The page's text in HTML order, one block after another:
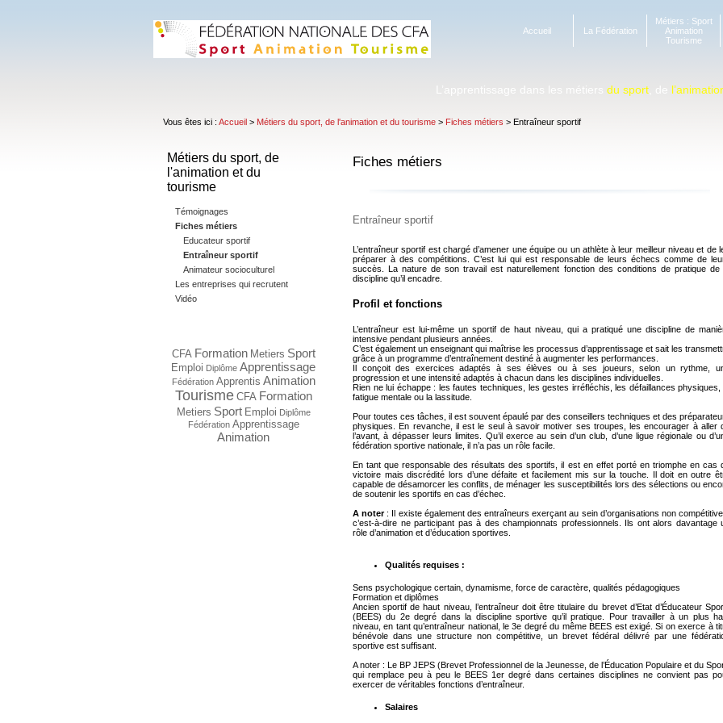
Accueil La Fédération
Métiers : Sport
Animation
Tourisme
L’apprentissage dans les métiers du sport , de
Vous êtes ici : Accueil > Métiers du sport, de l'animation et du tourisme > Fiches métiers > Entraîneur sportif
Métiers du sport, de
l'animation et du
tourisme
Témoignages
Fiches métiers
Educateur sportif
Entraîneur sportif
Animateur socioculturel
Les entreprises qui recrutent
Vidéo
CFA Formation Metiers Sport
Emploi Diplôme Apprentissage
Fédération Apprentis Animation
Tourisme CFA Formation
Metiers Sport Emploi Diplôme
Fédération Apprentissage
Animation
Fiches métiers
Entraîneur sportif
L’entraîneur sportif est chargé d’amener une équipe ou un athlète à leur meilleur niveau et de
préparer à des compétitions. C’est lui qui est responsable de leurs échecs comme de
succès. La nature de son travail est naturellement fonction des conditions de pratique de
discipline qu’il encadre.
Profil et fonctions
L’entraîneur est lui-même un sportif de haut niveau, qui a pratiqué une discipline de
intensive pendant plusieurs années.
C’est également un enseignant qui maîtrise les processus d’apprentissage et sait les
grâce à un programme d’entraînement destiné à augmenter les performances.
Il conçoit des exercices adaptés à ses élèves ou à ses joueurs, selon un rythme,
progression et une intensité adaptés à chacun dans les disciplines individuelles.
Rien ne lui échappe : les fautes techniques, les gestes irréfléchis, les défaillances physiques,
fatigue mentale ou la lassitude.
Pour toutes ces tâches, il est souvent épaulé par des conseillers techniques et des
physiques. En revanche, il est le seul à savoir motiver ses troupes, les encourager à aller
l’avant, à dépasser leurs limites. Qu’il exerce au sein d’un club, d’une ligue régionale ou
fédération sportive nationale, il n’a pas un rôle facile.
En tant que responsable des résultats des sportifs, il est en effet porté en triomphe en cas
victoire mais discrédité lors d’une défaite et facilement mis sur la touche. Il doit en outre
capable de désamorcer les conflits, de ménager les susceptibilités lors des sélections ou
de soutenir les sportifs en cas d’échec.
A noter : Il existe également des entraîneurs exerçant au sein d’organisations non
c’est-à-dire ne participant pas à des championnats professionnels. Ils ont alors davantage
rôle d’animation et d’éducation sportives.
Qualités requises :
Sens psychologique certain, dynamisme, force de caractère, qualités pédagogiques
Formation et diplômes
Ancien sportif de haut niveau, l’entraîneur doit être titulaire du brevet d’Etat d’Éducateur
(BEES) du 2e degré dans la discipline sportive qu’il pratique. Pour travailler à un plus
niveau, en tant qu’entraîneur national, le 3e degré du même BEES est exigé. Si on exerce à
bénévole dans une structure non compétitive, un brevet fédéral délivré par une
sportive est suffisant.
A noter : Le BP JEPS (Brevet Professionnel de la Jeunesse, de l’Éducation Populaire et du
qui remplace peu à peu le BEES 1er degré dans certaines disciplines ne convient pas
exercer de véritables fonctions d’entraîneur.
Salaires